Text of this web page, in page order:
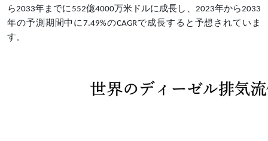
ら2033年までに552億4000万米ドルに成長し、2023年から2033
年の予測期間中に7.49%のCAGRで成長すると予想されていま
す。